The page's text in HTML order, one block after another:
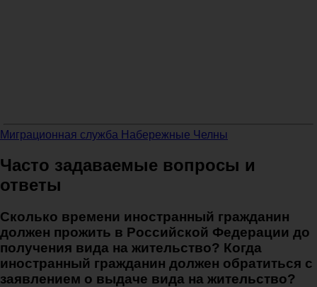
Миграционная служба Набережные Челны
Часто задаваемые вопросы и
ответы
Сколько времени иностранный гражданин
должен прожить в Российской Федерации до
получения вида на жительство? Когда
иностранный гражданин должен обратиться с
заявлением о выдаче вида на жительство?